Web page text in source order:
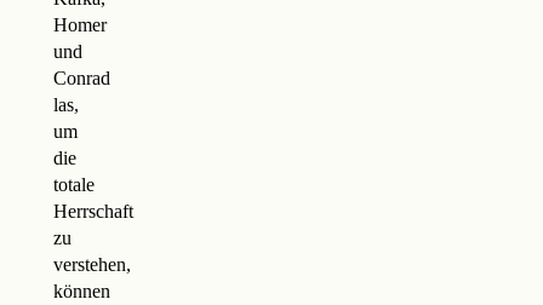
Homer
und
Conrad
las,
um
die
totale
Herrschaft
zu
verstehen,
können